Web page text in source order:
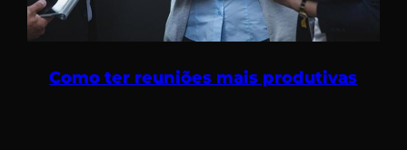
Como ter reuniões mais produtivas